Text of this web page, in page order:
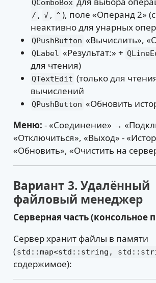
QComboBox
/ , √ , ^), поле «Операнд 2»
неактивно для унарных
QPushButton «Вычислить»,
QLabel «Результат:» +
для чтения)
QTextEdit (только для
вычислений
QPushButton «Обновить
Меню: - «Соединение» →
«Отключиться», «Выход» -
«Обновить», «Очистить на
Вариант 3. Удалённый
файловый менеджер
Серверная часть (консольное
Сервер хранит файлы в памяти
(std::map<std::string,
содержимое):